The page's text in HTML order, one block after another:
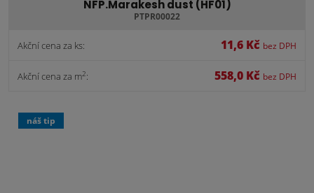
NFP.Marakesh dust (HF01)
PTPR00022
Akční cena za ks: 11,6 Kč bez DPH
Akční cena za m2: 558,0 Kč bez DPH
náš tip